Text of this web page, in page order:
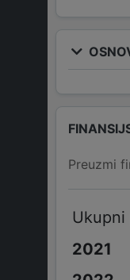
Preuzmi
Ukupni